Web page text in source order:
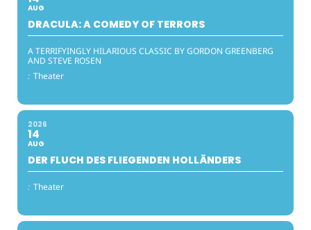
AUG
DRACULA: A COMEDY OF TERRORS
A TERRIFYINGLY HILARIOUS CLASSIC BY GORDON GREENBERG
AND STEVE ROSEN
: Theater
2026
14
AUG
DER FLUCH DES FLIEGENDEN HOLLÄNDERS
: Theater